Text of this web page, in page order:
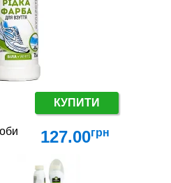
КУПИТИ
по догляду за взуттям
127.00грн